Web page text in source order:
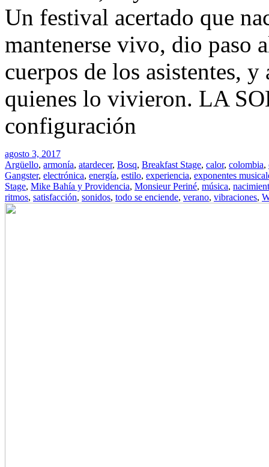
Un festival acertado que
mantenerse vivo, dio paso
cuerpos de los asistentes,
quienes lo vivieron. LA
configuración
agosto 3, 2017
Argüello, armonía, atardecer, Bosq, Breakfast Stage, calor, colombia,
Gangster, electrónica, energía, estilo, experiencia, exponentes
Stage, Mike Bahía y Providencia, Monsieur Periné, música,
ritmos, satisfacción, sonidos, todo se enciende, verano, vibraciones,